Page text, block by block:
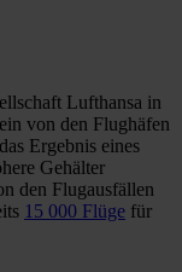
Lufthansa in
von den Flughäfen
Ergebnis eines
Gehälter
den Flugausfällen
15 000 Flüge für